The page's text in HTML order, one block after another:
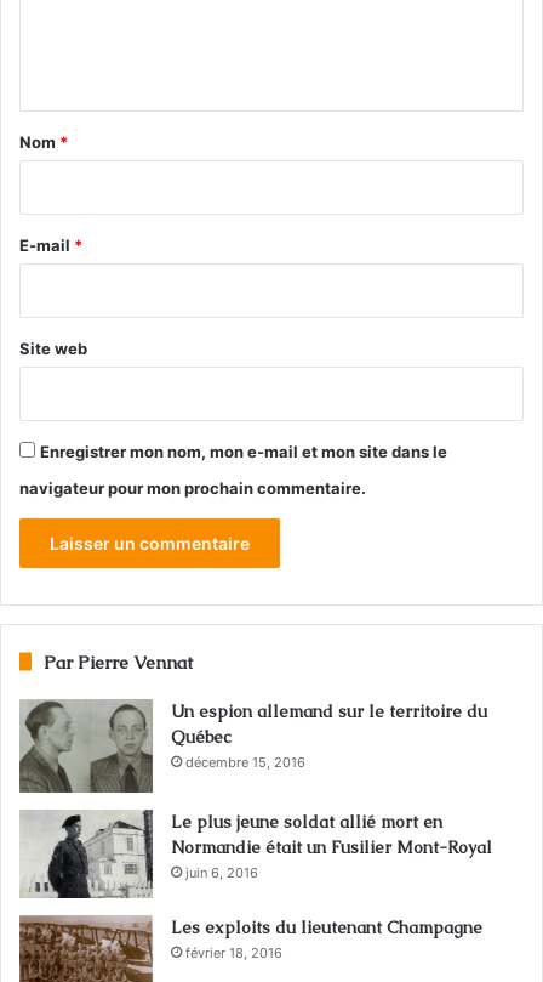
a
e
Nom *
E-mail *
Site web
Enregistrer mon nom, mon e-mail et mon site dans le
navigateur pour mon prochain commentaire.
Par Pierre Vennat
Un espion allemand sur le territoire du
Québec
décembre 15, 2016
Le plus jeune soldat allié mort en
Normandie était un Fusilier Mont-Royal
juin 6, 2016
Les exploits du lieutenant Champagne
février 18, 2016